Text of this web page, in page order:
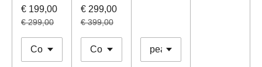
€ 199,00
€ 299,00
€ 299,00
€ 399,00